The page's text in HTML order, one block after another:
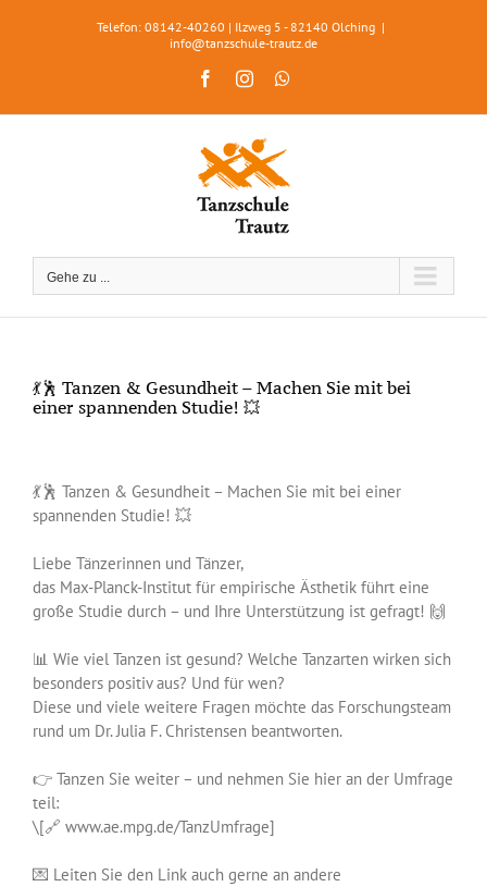
Telefon: 08142-40260 | Ilzweg 5 - 82140 Olching |
info@tanzschule-trautz.de
FacebookInstagram
Gehe zu ...
💃🕺 Tanzen & Gesundheit – Machen Sie mit bei
einer spannenden Studie! 💥
grösseres
Bild
💃🕺 Tanzen & Gesundheit – Machen Sie mit bei einer
spannenden Studie! 💥
Liebe Tänzerinnen und Tänzer,
das Max-Planck-Institut für empirische Ästhetik führt eine
große Studie durch – und Ihre Unterstützung ist gefragt! 🙌
📊 Wie viel Tanzen ist gesund? Welche Tanzarten wirken sich
besonders positiv aus? Und für wen?
Diese und viele weitere Fragen möchte das Forschungsteam
rund um Dr. Julia F. Christensen beantworten.
👉 Tanzen Sie weiter – und nehmen Sie hier an der Umfrage
teil:
\[🔗 www.ae.mpg.de/TanzUmfrage]
💌 Leiten Sie den Link auch gerne an andere